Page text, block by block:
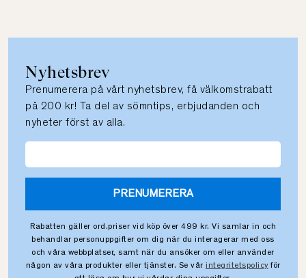
Nyhetsbrev
Prenumerera på vårt nyhetsbrev, få välkomstrabatt
på 200 kr! Ta del av sömntips, erbjudanden och
nyheter först av alla.
PRENUMERERA
Rabatten gäller ord.priser vid köp över 499 kr. Vi samlar in och
behandlar personuppgifter om dig när du interagerar med oss
och våra webbplatser, samt när du ansöker om eller använder
någon av våra produkter eller tjänster. Se vår integritetspolicy för